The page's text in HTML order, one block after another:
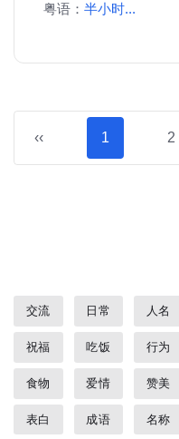
粤语： 半小时...
‹‹ 1 2
交流 日常 人名
祝福 吃饭 行为
食物 爱情 赞美
表白 成语 名称